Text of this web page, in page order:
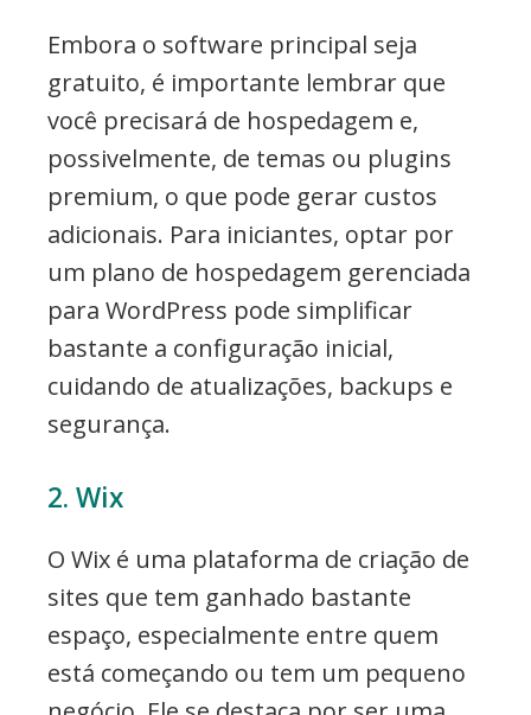
Embora o software principal seja
gratuito, é importante lembrar que
você precisará de hospedagem e,
possivelmente, de temas ou plugins
premium, o que pode gerar custos
adicionais. Para iniciantes, optar por
um plano de hospedagem gerenciada
para WordPress pode simplificar
bastante a configuração inicial,
cuidando de atualizações, backups e
segurança.
2. Wix
O Wix é uma plataforma de criação de
sites que tem ganhado bastante
espaço, especialmente entre quem
está começando ou tem um pequeno